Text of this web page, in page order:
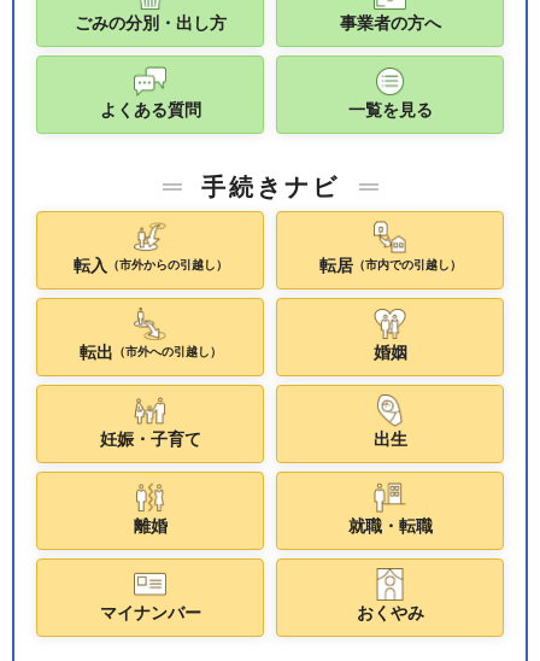
ごみの分別・出し方 事業者の方へ
よくある質問 一覧を見る
手続きナビ
転入 （市外からの引越し） 転居（市内での引越し）
転出 （市外への引越し） 婚姻
妊娠・子育て 出生
離婚 就職・転職
マイナンバー おくやみ